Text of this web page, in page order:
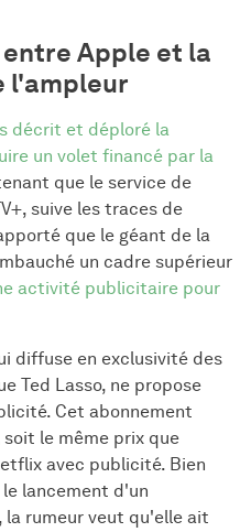
Apple et la
l'ampleur
décrit et déploré la
un volet financé par la
que le service de
suive les traces de
que le géant de la
un cadre supérieur
activité publicitaire pour
diffuse en exclusivité des
Ted Lasso, ne propose
Cet abonnement
le même prix que
avec publicité. Bien
lancement d'un
rumeur veut qu'elle ait